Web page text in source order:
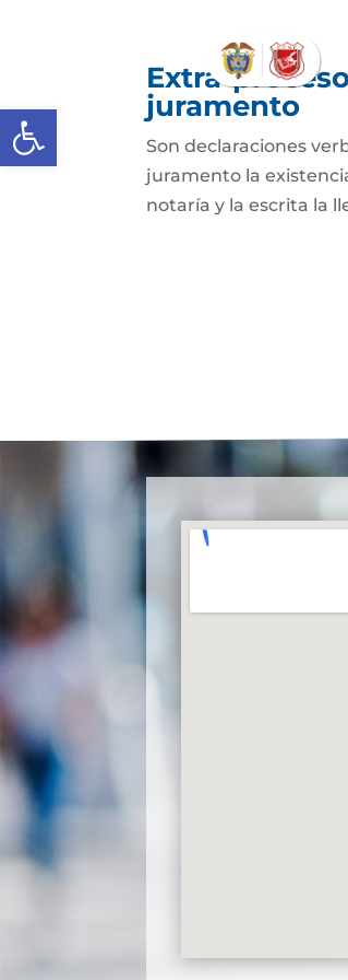
Abrir barra de herramientas
Extra-
juramento
Son declaraciones
juramento la
notaría y la escrita la